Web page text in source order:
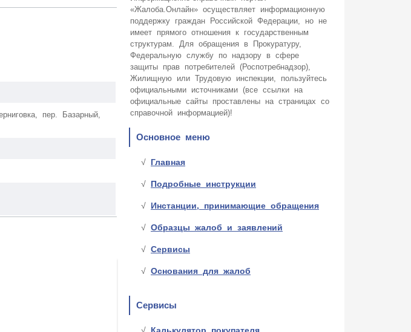
пер. Базарный,
«Жалоба.Онлайн» осуществляет информационную
поддержку граждан Российской Федерации, но не
имеет прямого отношения к государственным
структурам. Для обращения в Прокуратуру,
Федеральную службу по надзору в сфере
защиты прав потребителей (Роспотребнадзор),
Жилищную или Трудовую инспекции, пользуйтесь
официальными источниками (все ссылки на
официальные сайты проставлены на страницах со
справочной информацией)!
Основное меню
Главная
Подробные инструкции
Инстанции, принимающие обращения
Образцы жалоб и заявлений
Сервисы
Основания для жалоб
Сервисы